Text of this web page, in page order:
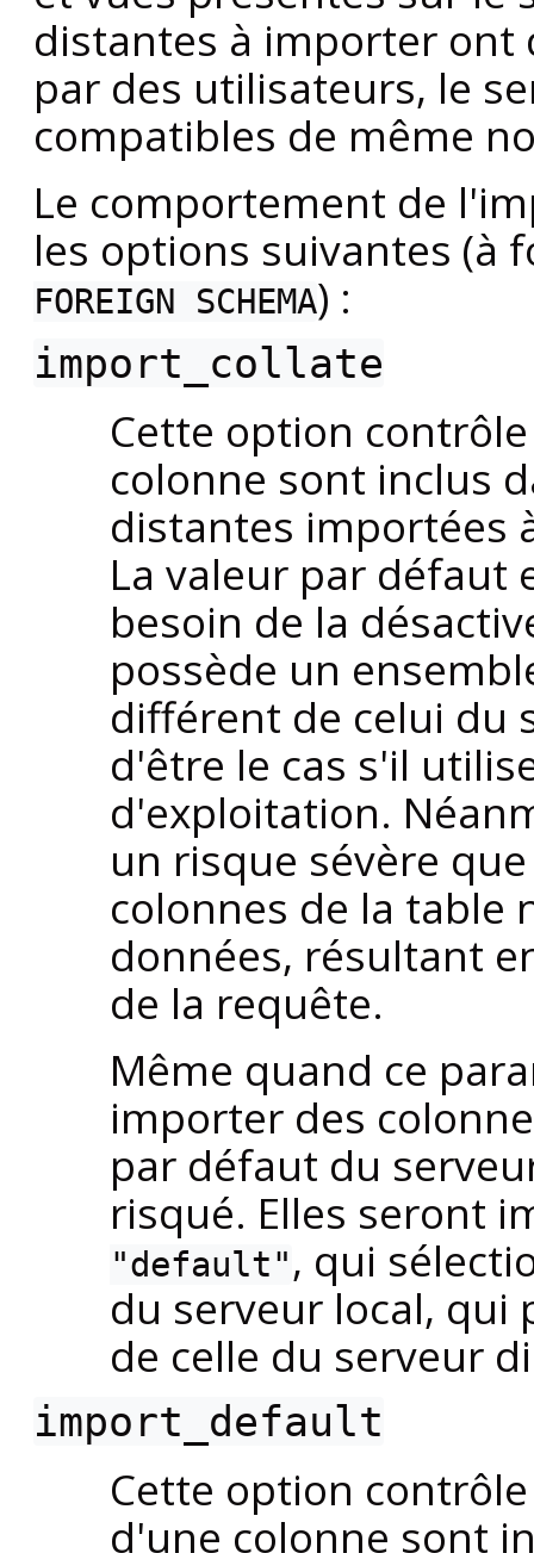
distantes à importer ont
par des utilisateurs, le
compatibles de même
Le comportement de
les options suivantes (à
FOREIGN SCHEMA) :
import_collate
Cette option
colonne sont inclus
distantes importées
La valeur par défaut
besoin de la
possède un
différent de celui du
d'être le cas s'il
d'exploitation.
un risque sévère
colonnes de la table
données, résultant
de la requête.
Même quand ce
importer des
par défaut du
risqué. Elles seront
"default", qui
du serveur local,
de celle du serveur
import_default
Cette option
d'une colonne sont